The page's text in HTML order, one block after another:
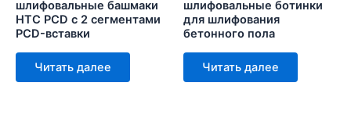
шлифовальные башмаки
HTC PCD с 2 сегментами
PCD-вставки
Читать далее
шлифовальные ботинки
для шлифования
бетонного пола
Читать далее